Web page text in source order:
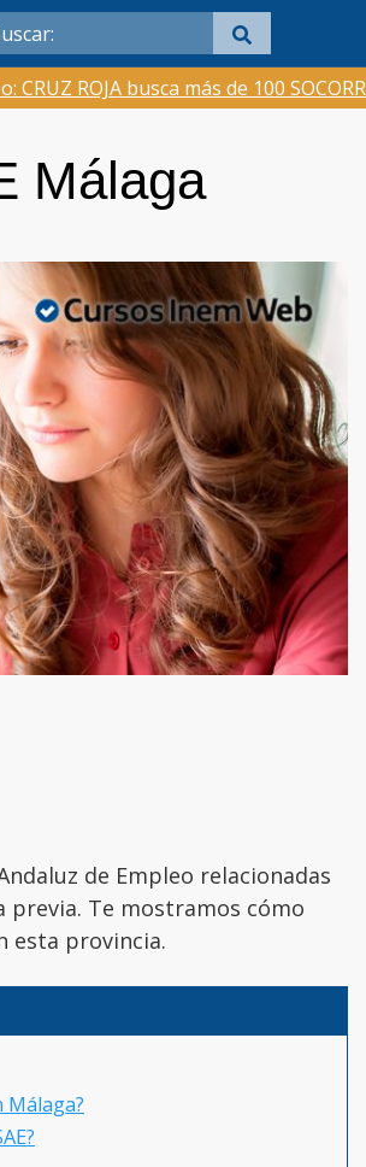
CRUZ ROJA busca más de 100
Málaga
de Empleo relacionadas
previa. Te mostramos cómo
esta provincia.
Málaga?